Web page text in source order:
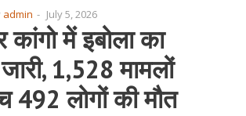
admin - July 5, 2026
में इबोला का
1,528 मामलों
492 लोगों की मौत